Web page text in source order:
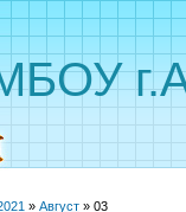
» Август » 03